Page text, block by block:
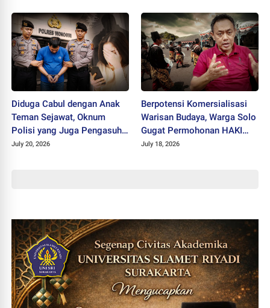
Diduga Cabul dengan Anak
Teman Sejawat, Oknum
Polisi yang Juga Pengasuh
Ponpes Ditahan Polres
July 20, 2026
Berpotensi Komersialisasi
Warisan Budaya, Warga Solo
Gugat Permohonan HAKI
"SISKS Pakubuwono XIV"
July 18, 2026